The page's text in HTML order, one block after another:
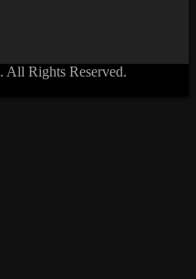
. All Rights Reserved.